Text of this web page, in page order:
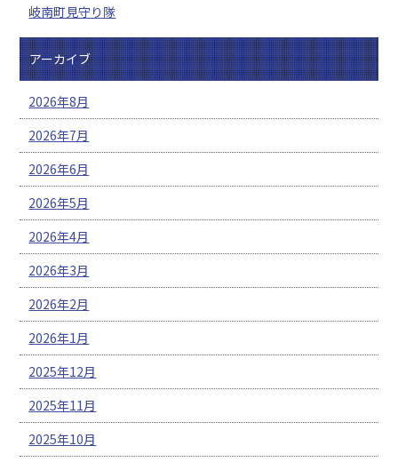
岐南町見守り隊
アーカイブ
2026年8月
2026年7月
2026年6月
2026年5月
2026年4月
2026年3月
2026年2月
2026年1月
2025年12月
2025年11月
2025年10月